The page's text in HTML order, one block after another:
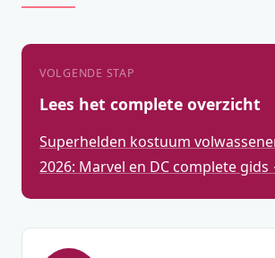
VOLGENDE STAP
Lees het complete overzicht
Superhelden kostuum
2026: Marvel en DC complete